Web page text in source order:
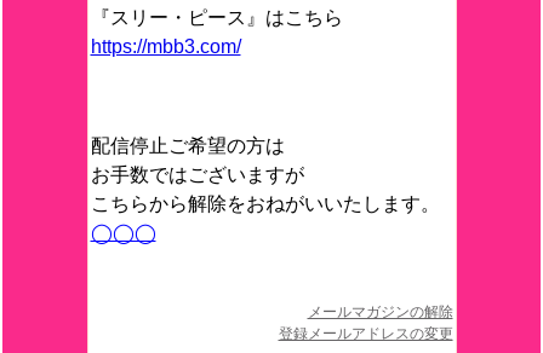
『スリー・ピース』はこちら
https://mbb3.com/
配信停止ご希望の方は
お手数ではございますが
こちらから解除をおねがいいたします。
◯◯◯
メールマガジンの解除
登録メールアドレスの変更